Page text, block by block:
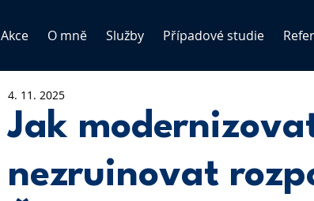
Akce O mně Služby Případové studie
Jak
nezruinovat
4. 11. 2025